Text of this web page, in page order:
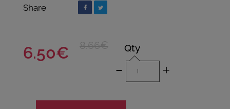
Share
6.50€ 8.66€ Qty
- +